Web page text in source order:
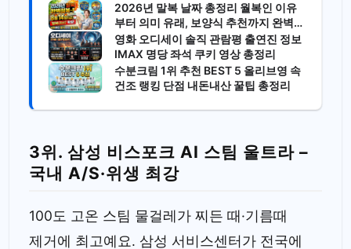
2026년 말복 날짜 총정리 월복인 이유
부터 의미 유래, 보양식 추천까지 완벽
가이드
영화 오디세이 솔직 관람평 출연진 정보
IMAX 명당 좌석 쿠키 영상 총정리
수분크림 1위 추천 BEST 5 올리브영 속
건조 랭킹 단점 내돈내산 꿀팁 총정리
3위. 삼성 비스포크 AI 스팀 울트라 –
국내 A/S·위생 최강
100도 고온 스팀 물걸레가 찌든 때·기름때
제거에 최고예요. 삼성 서비스센터가 전국에